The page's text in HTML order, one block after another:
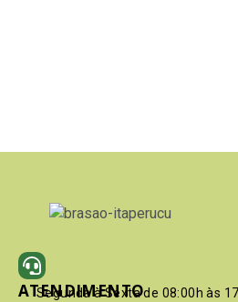
ATENDIMENTO
Segunda à Sexta de 08:00h às